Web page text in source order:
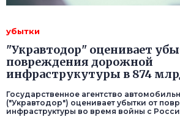
убытки
"Укравтодор" оценивает
повреждения дорожной
инфраструкутуры в 874
Государственное агентство
("Укравтодор") оценивает убытки от
инфраструктуры во время войны с